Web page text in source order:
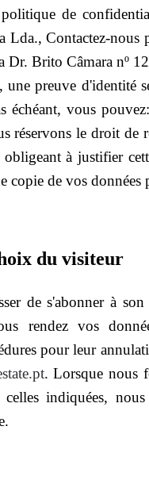
de
Lda., Contactez-nous
Dr. Brito Câmara nº
preuve d'identité
échéant, vous
réservons le droit de
à justifier
copie de vos données
du visiteur
de s'abonner à
rendez vos
pour leur
. Lorsque nous
indiquées,